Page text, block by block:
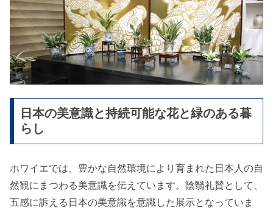
日本の美意識と持続可能な花と緑のある暮
らし
ホワイエでは、豊かな自然環境により育まれた日本人の自
然観にまつわる美意識を伝えています。陰翳礼賛として、
五感に訴える日本の美意識を意識した展示となっていま